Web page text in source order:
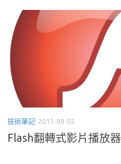
技術筆記 2011-09-02
Flash翻轉式影片播放器